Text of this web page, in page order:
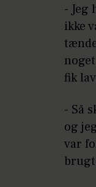
- Jeg
ikke
fik
- Så
og
var